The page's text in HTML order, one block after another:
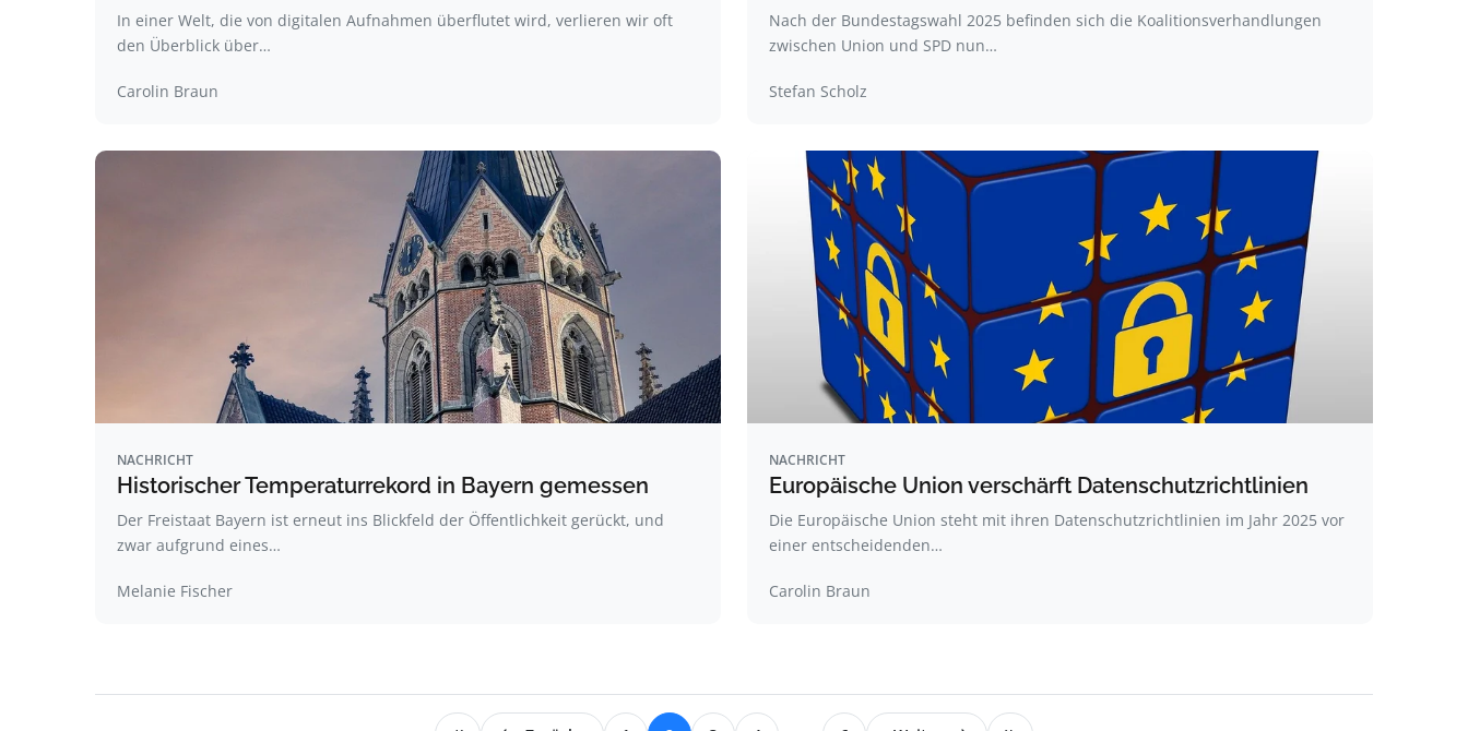
In einer Welt, die von digitalen Aufnahmen überflutet wird, verlieren wir oft
den Überblick über…
Carolin Braun
Nach der Bundestagswahl 2025 befinden sich die Koalitionsverhandlungen
zwischen Union und SPD nun…
Stefan Scholz
NACHRICHT
Historischer Temperaturrekord in Bayern gemessen
Der Freistaat Bayern ist erneut ins Blickfeld der Öffentlichkeit gerückt, und
zwar aufgrund eines…
Melanie Fischer
NACHRICHT
Europäische Union verschärft Datenschutzrichtlinien
Die Europäische Union steht mit ihren Datenschutzrichtlinien im Jahr 2025 vor
einer entscheidenden…
Carolin Braun